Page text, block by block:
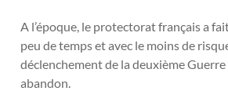
A l’époque, le protectorat français a
peu de temps et avec le moins de
déclenchement de la deuxième
abandon.